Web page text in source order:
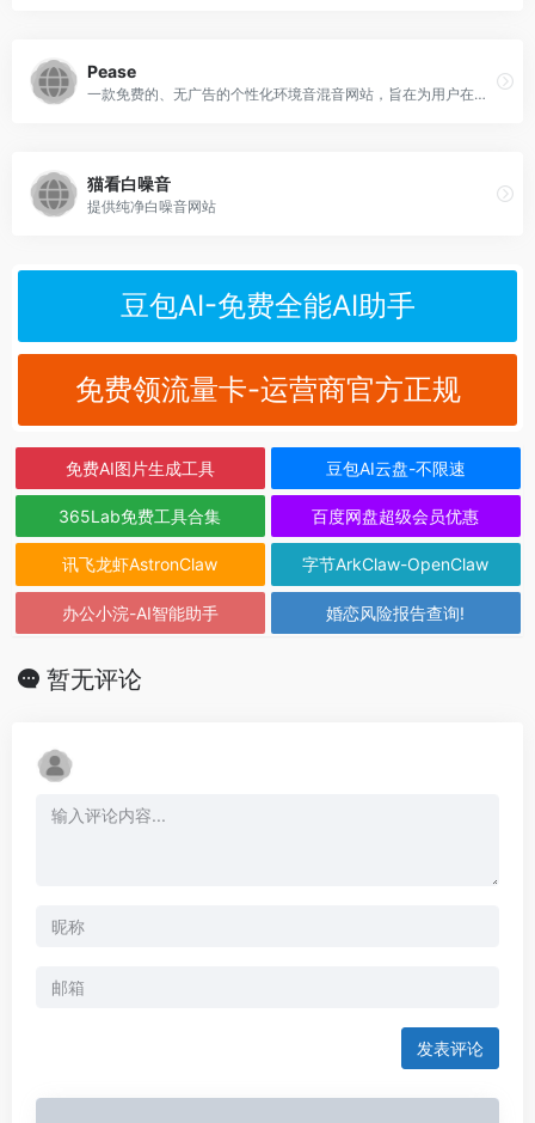
Pease
一款免费的、无广告的个性化环境音混音网站，旨在为用户在工作、学习、冥想或睡眠时创造宁静的听觉环境。
猫看白噪音
提供纯净白噪音网站
豆包AI-免费全能AI助手
免费领流量卡-运营商官方正规
免费AI图片生成工具 豆包AI云盘-不限速
365Lab免费工具合集 百度网盘超级会员优惠
讯飞龙虾AstronClaw 字节ArkClaw-OpenClaw
办公小浣-AI智能助手 婚恋风险报告查询!
暂无评论
发表评论